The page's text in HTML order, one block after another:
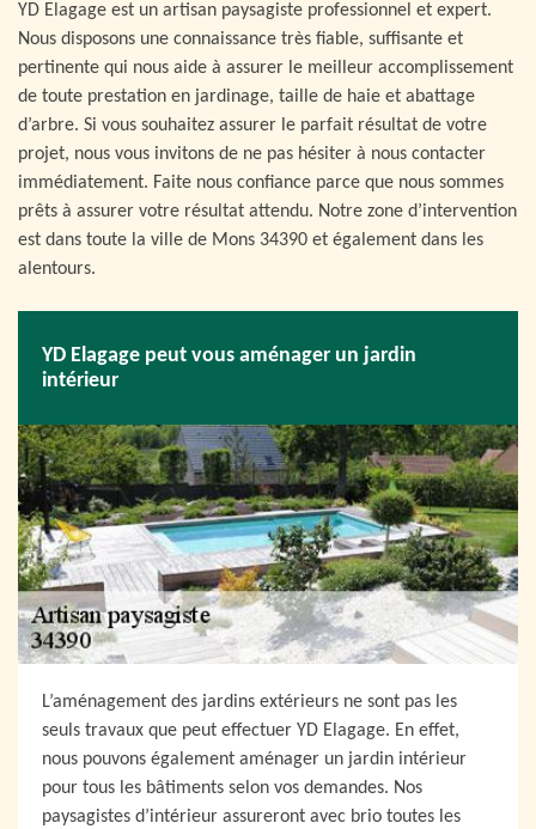
YD Elagage est un artisan paysagiste professionnel et expert.
Nous disposons une connaissance très fiable, suffisante et
pertinente qui nous aide à assurer le meilleur accomplissement
de toute prestation en jardinage, taille de haie et abattage
d’arbre. Si vous souhaitez assurer le parfait résultat de votre
projet, nous vous invitons de ne pas hésiter à nous contacter
immédiatement. Faite nous confiance parce que nous sommes
prêts à assurer votre résultat attendu. Notre zone d’intervention
est dans toute la ville de Mons 34390 et également dans les
alentours.
YD Elagage peut vous aménager un jardin
intérieur
L’aménagement des jardins extérieurs ne sont pas les
seuls travaux que peut effectuer YD Elagage. En effet,
nous pouvons également aménager un jardin intérieur
pour tous les bâtiments selon vos demandes. Nos
paysagistes d’intérieur assureront avec brio toutes les